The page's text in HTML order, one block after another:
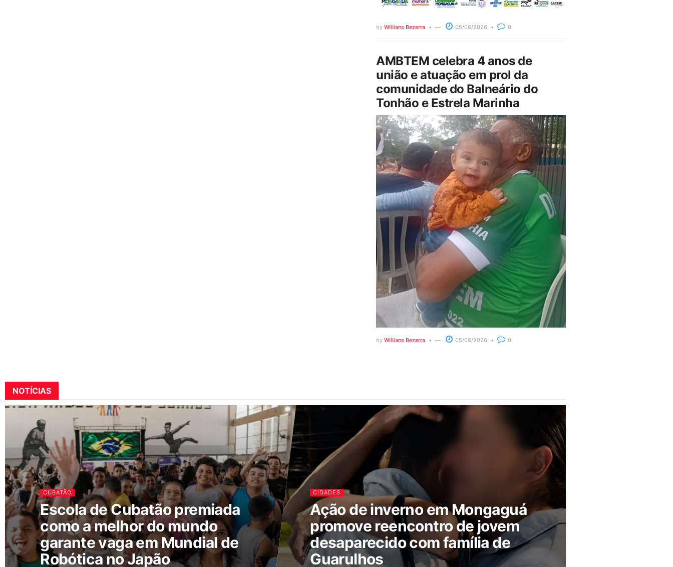
by Willians Bezerra 05/08/2026 0
AMBTEM celebra 4 anos de
união e atuação em prol da
comunidade do Balneário do
Tonhão e Estrela Marinha
by Willians Bezerra 05/08/2026 0
NOTÍCIAS
CUBATÃO
Escola de Cubatão premiada
como a melhor do mundo
garante vaga em Mundial de
Robótica no Japão
CIDADES
Ação de inverno em Mongaguá
promove reencontro de jovem
desaparecido com família de
Guarulhos